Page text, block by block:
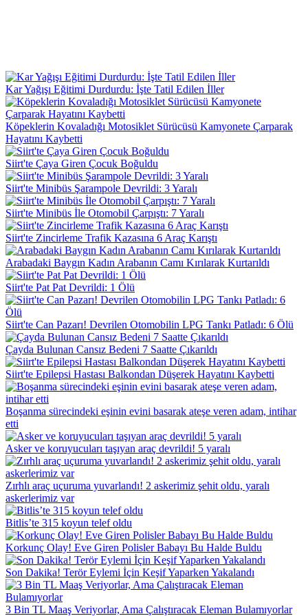
Kar Yağışı Eğitimi Durdurdu: İşte Tatil Edilen İller
Köpeklerin Kovaladığı Motosiklet Sürücüsü Kamyonete Çarparak
Hayatını Kaybetti
Siirt'te Çaya Giren Çocuk Boğuldu
Siirt'te Minibüs Şarampole Devrildi: 3 Yaralı
Siirt'te Minibüs İle Otomobil Çarpıştı: 7 Yaralı
Siirt'te Zincirleme Trafik Kazasına 6 Araç Karıştı
Arabadaki Baygın Kadın Arabanın Camı Kırılarak Kurtarıldı
Siirt'te Pat Pat Devrildi: 1 Ölü
Siirt'te Can Pazarı! Devrilen Otomobilin LPG Tankı Patladı: 6 Ölü
Çayda Bulunan Cansız Bedeni 7 Saatte Çıkarıldı
Siirt'te Epilepsi Hastası Balkondan Düşerek Hayatını Kaybetti
Boşanma sürecindeki eşinin evini basarak ateşe veren adam, intihar
etti
Asker ve koruyucuları taşıyan araç devrildi! 5 yaralı
Zırhlı araç uçuruma yuvarlandı! 2 askerimiz şehit oldu, yaralı
askerlerimiz var
Bitlis’te 315 koyun telef oldu
Korkunç Olay! Eve Giren Polisler Babayı Bu Halde Buldu
Son Dakika! Terör Eylemi İçin Keşif Yaparken Yakalandı
3 Bin TL Maaş Veriyorlar, Ama Çalıştıracak Eleman Bulamıyorlar